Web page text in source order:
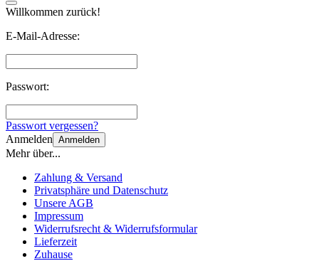
Willkommen zurück!
E-Mail-Adresse:
Passwort:
Passwort vergessen?
Anmelden Anmelden
Mehr über...
Zahlung & Versand
Privatsphäre und Datenschutz
Unsere AGB
Impressum
Widerrufsrecht & Widerrufsformular
Lieferzeit
Zuhause